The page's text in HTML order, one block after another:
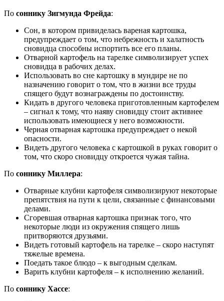
По соннику Зигмунда Фрейда:
Сон, в котором привиделась вареная картошка,
предупреждает о том, что небрежность и халатность
сновидца способны испортить все его планы.
Отварной картофель на тарелке символизирует успех
сновидца в рабочих делах.
Использовать во сне картошку в мундире не по
назначению говорит о том, что в жизни все труды
спящего будут вознаграждены по достоинству.
Кидать в другого человека приготовленным картофелем
– сигнал к тому, что наяву сновидцу стоит активнее
использовать имеющиеся у него возможности.
Черная отварная картошка предупреждает о некой
опасности.
Видеть другого человека с картошкой в руках говорит о
том, что скоро сновидцу откроется чужая тайна.
По соннику Миллера:
Отварные клубни картофеля символизируют некоторые
препятствия на пути к цели, связанные с финансовыми
делами.
Сгоревшая отварная картошка признак того, что
некоторые люди из окружения спящего лишь
притворяются друзьями.
Видеть готовый картофель на тарелке – скоро наступят
тяжелые времена.
Поедать такое блюдо – к выгодным сделкам.
Варить клубни картофеля – к исполнению желаний.
По соннику Хассе: